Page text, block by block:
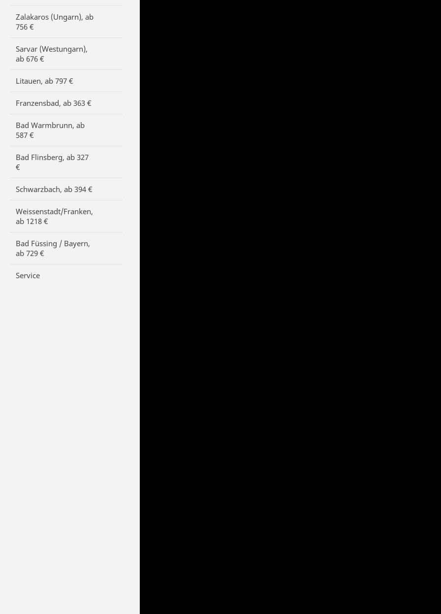
Zalakaros (Ungarn), ab
756 €
Sarvar (Westungarn),
ab 676 €
Litauen, ab 797 €
Franzensbad, ab 363 €
Bad Warmbrunn, ab
587 €
Bad Flinsberg, ab 327
€
Schwarzbach, ab 394 €
Weissenstadt/Franken,
ab 1218 €
Bad Füssing / Bayern,
ab 729 €
Service